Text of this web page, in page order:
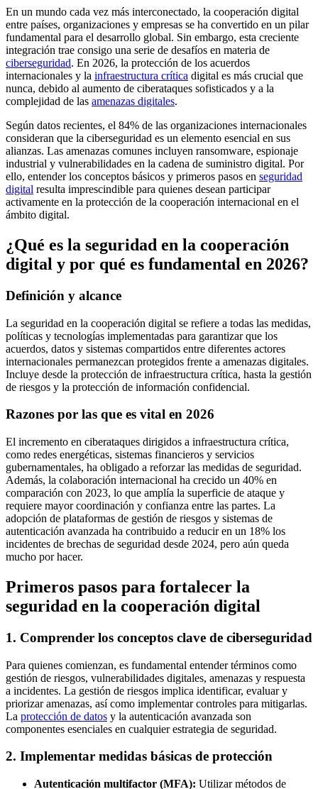
En un mundo cada vez más interconectado, la cooperación digital
entre países, organizaciones y empresas se ha convertido en un pilar
fundamental para el desarrollo global. Sin embargo, esta creciente
integración trae consigo una serie de desafíos en materia de
ciberseguridad. En 2026, la protección de los acuerdos
internacionales y la infraestructura crítica digital es más crucial que
nunca, debido al aumento de ciberataques sofisticados y a la
complejidad de las amenazas digitales.
Según datos recientes, el 84% de las organizaciones internacionales
consideran que la ciberseguridad es un elemento esencial en sus
alianzas. Las amenazas comunes incluyen ransomware, espionaje
industrial y vulnerabilidades en la cadena de suministro digital. Por
ello, entender los conceptos básicos y primeros pasos en seguridad
digital resulta imprescindible para quienes desean participar
activamente en la protección de la cooperación internacional en el
ámbito digital.
¿Qué es la seguridad en la cooperación
digital y por qué es fundamental en 2026?
Definición y alcance
La seguridad en la cooperación digital se refiere a todas las medidas,
políticas y tecnologías implementadas para garantizar que los
acuerdos, datos y sistemas compartidos entre diferentes actores
internacionales permanezcan protegidos frente a amenazas digitales.
Incluye desde la protección de infraestructura crítica, hasta la gestión
de riesgos y la protección de información confidencial.
Razones por las que es vital en 2026
El incremento en ciberataques dirigidos a infraestructura crítica,
como redes energéticas, sistemas financieros y servicios
gubernamentales, ha obligado a reforzar las medidas de seguridad.
Además, la colaboración internacional ha crecido un 40% en
comparación con 2023, lo que amplía la superficie de ataque y
requiere mayor coordinación y confianza entre las partes. La
adopción de plataformas de gestión de riesgos y sistemas de
autenticación avanzada ha contribuido a reducir en un 18% los
incidentes de brechas de seguridad desde 2024, pero aún queda
mucho por hacer.
Primeros pasos para fortalecer la
seguridad en la cooperación digital
1. Comprender los conceptos clave de ciberseguridad
Para quienes comienzan, es fundamental entender términos como
gestión de riesgos, vulnerabilidades digitales, amenazas y respuesta
a incidentes. La gestión de riesgos implica identificar, evaluar y
priorizar amenazas, así como implementar controles para mitigarlas.
La protección de datos y la autenticación avanzada son
componentes esenciales en cualquier estrategia de seguridad.
2. Implementar medidas básicas de protección
Autenticación multifactor (MFA): Utilizar métodos de